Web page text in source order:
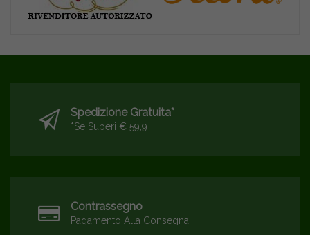
Spedizione Gratuita*
*se Superi € 59,9
Contrassegno
Pagamento Alla Consegna